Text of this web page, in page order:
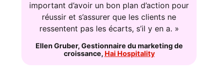
important d’avoir un bon plan d’action pour
réussir et s’assurer que les clients ne
ressentent pas les écarts, s’il y en a. »
Ellen Gruber, Gestionnaire du marketing de
croissance, Hai Hospitality